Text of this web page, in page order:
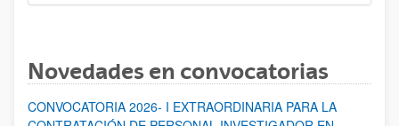
Novedades en convocatorias
CONVOCATORIA 2026- I EXTRAORDINARIA PARA LA